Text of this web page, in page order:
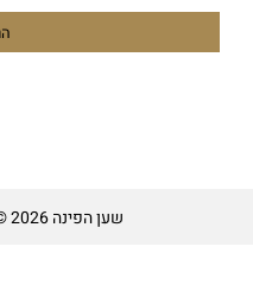
שען הפינה All Rights Reserved © 2026